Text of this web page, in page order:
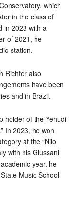
which
in the class of
in 2023 with a
of 2021, he
station.
Richter also
have been
and in Brazil.
holder of the Yehudi
In 2023, he won
at the “Nilo
with his Giussani
year, he
Music School.